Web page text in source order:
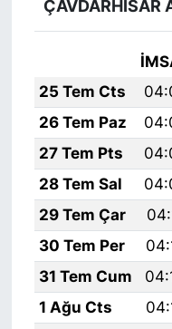
ÇAVDARHİSAR
25 Tem Cts
26 Tem Paz
27 Tem Pts
28 Tem Sal
29 Tem Çar
30 Tem Per
31 Tem Cum
1 Ağu Cts